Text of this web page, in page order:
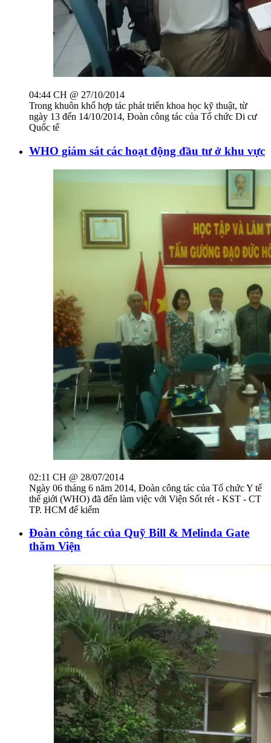
04:44 CH @ 27/10/2014
Trong khuôn khổ hợp tác phát triển khoa học kỹ thuật, từ
ngày 13 đến 14/10/2014, Đoàn công tác của Tổ chức Di cư
Quốc tế
WHO giám sát các hoạt động đầu tư ở khu vực
02:11 CH @ 28/07/2014
Ngày 06 tháng 6 năm 2014, Đoàn công tác của Tổ chức Y tế
thế giới (WHO) đã đến làm việc với Viện Sốt rét - KST - CT
TP. HCM để kiểm
Đoàn công tác của Quỹ Bill & Melinda Gate
thăm Viện